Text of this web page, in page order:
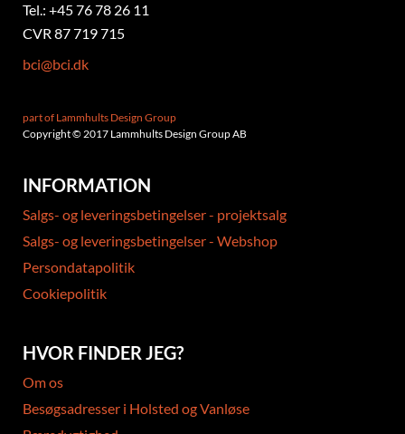
Tel.: +45 76 78 26 11
CVR 87 719 715
bci@bci.dk
part of Lammhults Design Group
Copyright © 2017 Lammhults Design Group AB
INFORMATION
Salgs- og leveringsbetingelser - projektsalg
Salgs- og leveringsbetingelser - Webshop
Persondatapolitik
Cookiepolitik
HVOR FINDER JEG?
Om os
Besøgsadresser i Holsted og Vanløse